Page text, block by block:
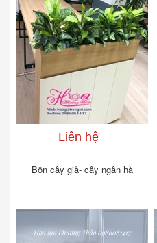
Liên hệ
Bồn cây giả- cây ngân hà